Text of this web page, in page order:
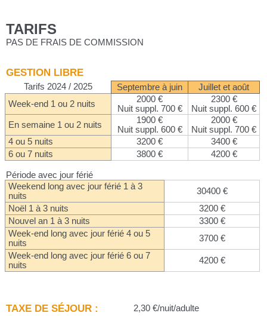
TARIFS
PAS DE FRAIS DE COMMISSION
GESTION LIBRE
Tarifs 2024 / 2025 Septembre à juin
Juillet et août
Week-end 1 ou 2 nuits
2000 €
Nuit suppl. 700 €
2300 €
Nuit suppl. 600 €
En semaine 1 ou 2 nuits
1900 €
Nuit suppl. 600 €
2000 €
Nuit suppl. 700 €
4 ou 5 nuits
3200 €
3400 €
6 ou 7 nuits
3800 € 4200 €
Période avec jour férié
Weekend long avec jour férié 1 à 3
nuits
30400 €
Noël 1 à 3 nuits
3200 €
Nouvel an 1 à 3 nuits
3300 €
Week-end long avec jour férié 4 ou 5
nuits
3700 €
Week-end long avec jour férié 6 ou 7
nuits
4200 €
TAXE DE SÉJOUR : 2,30 €/nuit/adulte